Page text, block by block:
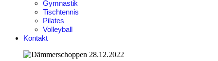
Gymnastik
Tischtennis
Pilates
Volleyball
Kontakt